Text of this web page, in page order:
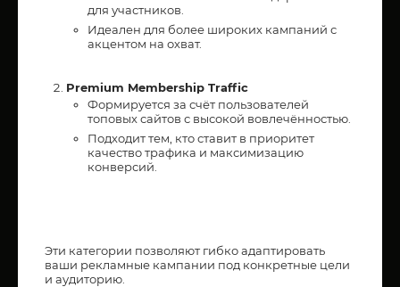
для участников.
Идеален для более широких кампаний с
акцентом на охват.
Premium Membership Traffic
Формируется за счёт пользователей
топовых сайтов с высокой вовлечённостью.
Подходит тем, кто ставит в приоритет
качество трафика и максимизацию
конверсий.
Эти категории позволяют гибко адаптировать
ваши рекламные кампании под конкретные цели
и аудиторию.